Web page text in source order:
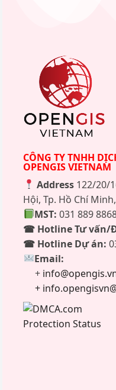
CÔNG TY TNHH
OPENGIS VIETNAM
Address122/20/
Hội, Tp. Hồ Chí
MST: 031 889
☎ Hotline Tư vấn/
☎ Hotline Dự án:
Email:
+
+